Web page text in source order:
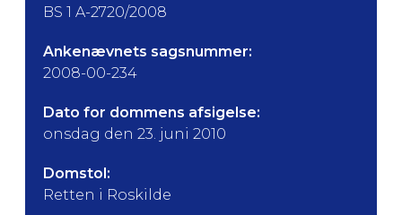
BS 1 A-2720/2008
Ankenævnets sagsnummer:
2008-00-234
Dato for dommens afsigelse:
onsdag den 23. juni 2010
Domstol:
Retten i Roskilde